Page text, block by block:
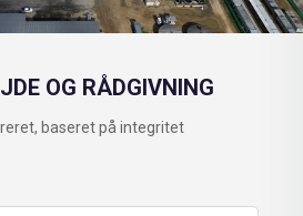
OG RÅDGIVNING
baseret på integritet